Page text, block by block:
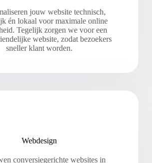
jouw website technisch,
én lokaal voor maximale online
Tegelijk zorgen we voor een
website, zodat bezoekers
sneller klant worden.
Webdesign
conversiegerichte websites in